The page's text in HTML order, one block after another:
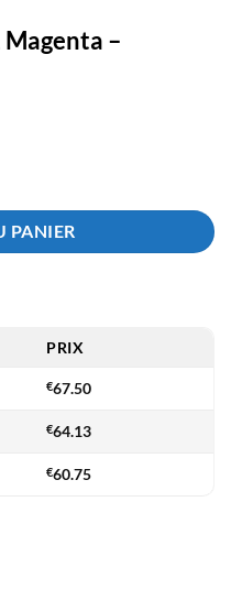
–
- Compatible
PANIER
PRIX
€67.50
€64.13
€60.75